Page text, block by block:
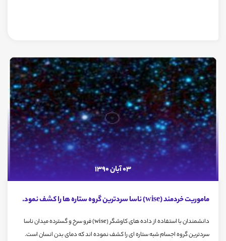
03 آبان 1390
ماموریت خردمند (wise) ناسا سردترین گروه ستاره ها را کشف نمود.
دانشمندان با استفاده از داده های کاوشگر (wise) فرو سرخ و گسترده میدان ناسا
سردترین گروه اجسام شبه ستاره ای را کشف نموده اند که دمای بدن انسان است.